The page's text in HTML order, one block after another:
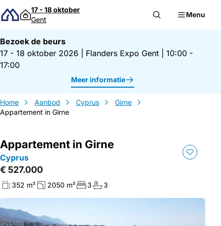
Direct naar inhoud
17 - 18 oktober
Gent
Menu
Bezoek de beurs
17 - 18 oktober 2026
Flanders Expo Gent
10:00 -
17:00
Meer informatie
Home Aanbod Cyprus
Girne
Appartement in Girne
Appartement in Girne
Cyprus
€ 527.000
352 m² 2050 m² 3 3